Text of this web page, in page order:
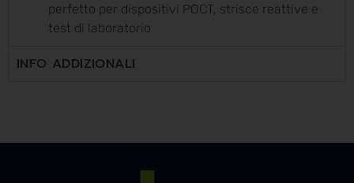
perfetto per dispositivi POCT, strisce reattive e
test di laboratorio
INFO ADDIZIONALI